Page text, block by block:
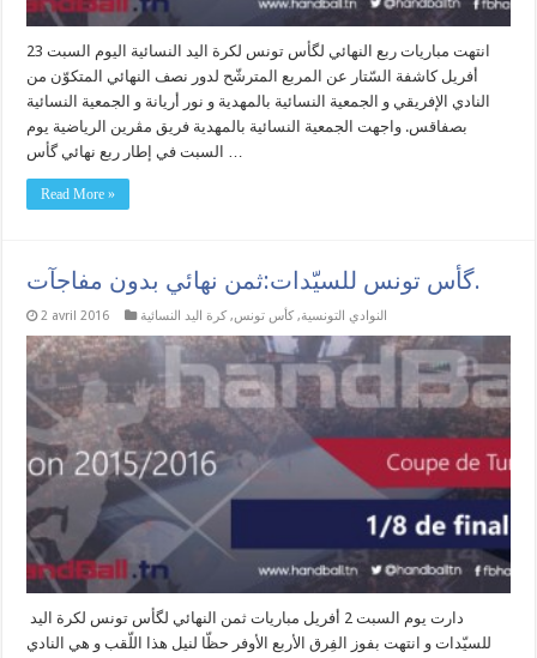
انتهت مباريات ربع النهائي لگأس تونس لكرة اليد النسائية اليوم السبت 23
أفريل كاشفة السّتار عن المربع المترشّح لدور نصف النهائي المتكوّن من
النادي الإفريقي و الجمعية النسائية بالمهدية و نور أريانة و الجمعية النسائية
بصفاقس. واجهت الجمعية النسائية بالمهدية فريق مڨرين الرياضية يوم
السبت في إطار ربع نهائي گأس …
Read More »
گأس تونس للسيّدات:ثمن نهائي بدون مفاجآت.
2 avril 2016 النوادي التونسية, كأس تونس, كرة اليد النسائية
دارت يوم السبت 2 أفريل مباريات ثمن النهائي لگأس تونس لكرة اليد
للسيّدات و انتهت بفوز الفِرق الأربع الأوفر حظّا لنيل هذا اللّقب و هي النادي